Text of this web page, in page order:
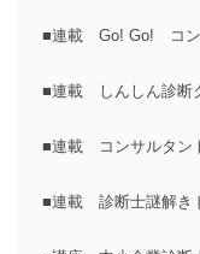
■連載 Go! Go! コン
■連載 しんしん診断
■連載 コンサルタン
■連載 診断士謎解き